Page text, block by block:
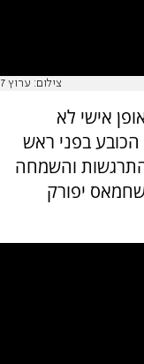
צילום: ערוץ 7
אישי לא
הכובע בפני ראש
והשמחה
יפורק